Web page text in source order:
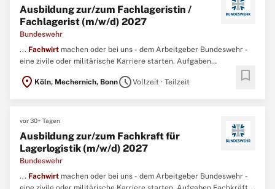
Ausbildung zur/zum Fachlageristin /
Fachlagerist (m/w/d) 2027
Bundeswehr
... Fachwirt machen oder bei uns - dem Arbeitgeber Bundeswehr -
eine zivile oder militärische Karriere starten. Aufgaben
Fachlageristinnen und Fachlageristen (m/w/d) nehmen Waren an
und lagern diese sachgerecht. ...
location_on Köln, Mechernich, BonnscheduleVollzeit · Teilzeit bookmark
vor 30+ Tagen
Ausbildung zur/zum Fachkraft für
Lagerlogistik (m/w/d) 2027
Bundeswehr
... Fachwirt machen oder bei uns - dem Arbeitgeber Bundeswehr -